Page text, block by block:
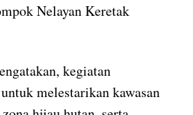
Nelayan Keretak
kegiatan
melestarikan kawasan